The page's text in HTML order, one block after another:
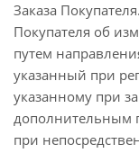
Заказа
Покупателя об
путем
указанный при
указанному при
дополнительным
при